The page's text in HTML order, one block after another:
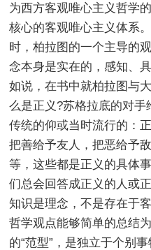
为西方客观唯心主义哲学
核心的客观唯心主义体系
时，柏拉图的一个主导的
念本身是实在的，感知、
如说，在书中就柏拉图与
么是正义?苏格拉底的对
传统的仰或当时流行的：
把善给予友人，把恶给予
等，这些都是正义的具体
们总会回答成正义的人或
知识是理念，不是存在于
哲学观点能够简单的总结
的“范型”，是独立于个别